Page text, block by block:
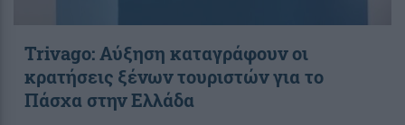
Trivago: Αύξηση καταγράφουν οι
κρατήσεις ξένων τουριστών για το
Πάσχα στην Ελλάδα